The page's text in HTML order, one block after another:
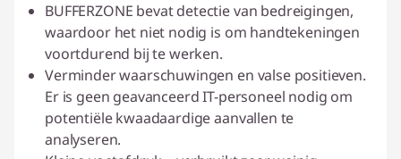
BUFFERZONE bevat detectie van bedreigingen,
waardoor het niet nodig is om handtekeningen
voortdurend bij te werken.
Verminder waarschuwingen en valse positieven.
Er is geen geavanceerd IT-personeel nodig om
potentiële kwaadaardige aanvallen te
analyseren.